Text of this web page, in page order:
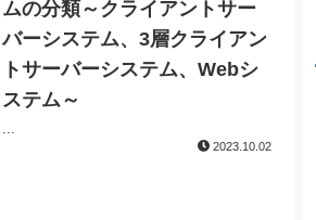
ムの分類～クライアントサー
バーシステム、3層クライアン
トサーバーシステム、Webシ
ステム～
...
2023.10.02